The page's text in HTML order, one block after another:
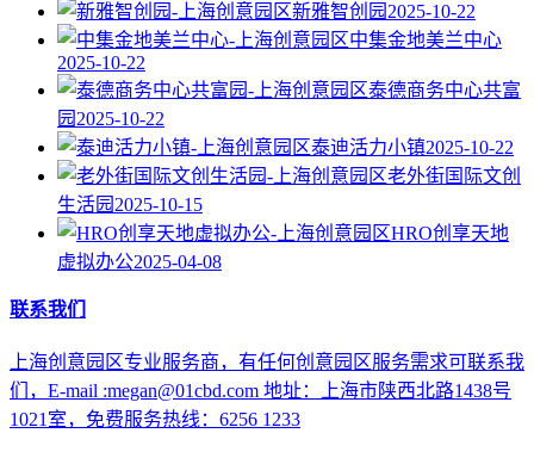
新雅智创园 2025-10-22
中集金地美兰中心
2025-10-22
泰德商务中心共富
园 2025-10-22
泰迪活力小镇2025-10-22
老外街国际文创
生活园 2025-10-15
HRO创享天地
虚拟办公2025-04-08
联系我们
上海创意园区专业服务商，有任何创意园区服务需求可联系我
们，E-mail :megan@01cbd.com 地址：上海市陕西北路1438号
1021室，免费服务热线：6256 1233